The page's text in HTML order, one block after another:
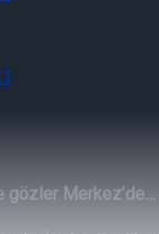
gözler Merkez’de…